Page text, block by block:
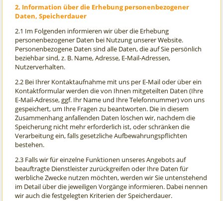
2. Information über die Erhebung personenbezogener
Daten, Speicherdauer
2.1 Im Folgenden informieren wir über die Erhebung
personenbezogener Daten bei Nutzung unserer Website.
Personenbezogene Daten sind alle Daten, die auf Sie persönlich
beziehbar sind, z. B. Name, Adresse, E-Mail-Adressen,
Nutzerverhalten.
2.2 Bei Ihrer Kontaktaufnahme mit uns per E-Mail oder über ein
Kontaktformular werden die von Ihnen mitgeteilten Daten (Ihre
E-Mail-Adresse, ggf. Ihr Name und Ihre Telefonnummer) von uns
gespeichert, um Ihre Fragen zu beantworten. Die in diesem
Zusammenhang anfallenden Daten löschen wir, nachdem die
Speicherung nicht mehr erforderlich ist, oder schränken die
Verarbeitung ein, falls gesetzliche Aufbewahrungspflichten
bestehen.
2.3 Falls wir für einzelne Funktionen unseres Angebots auf
beauftragte Dienstleister zurückgreifen oder Ihre Daten für
werbliche Zwecke nutzen möchten, werden wir Sie untenstehend
im Detail über die jeweiligen Vorgänge informieren. Dabei nennen
wir auch die festgelegten Kriterien der Speicherdauer.